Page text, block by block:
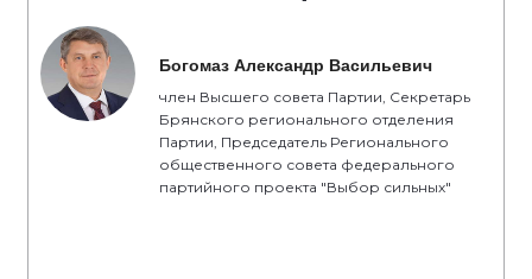
Богомаз Александр Васильевич
член Высшего совета Партии, Секретарь
Брянского регионального отделения
Партии, Председатель Регионального
общественного совета федерального
партийного проекта "Выбор сильных"